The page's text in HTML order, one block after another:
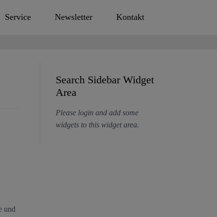
Service Newsletter Kontakt
und
Search Sidebar Widget
Area
Please login and add some
widgets to this widget area.